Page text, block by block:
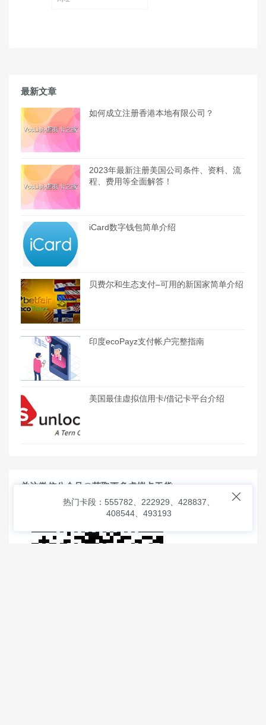
最新文章
如何成立注册香港本地有限公司？
2023年最新注册美国公司条件、资料、流
程、费用等全面解答！
iCard数字钱包简单介绍
贝费尔和生态支付–可用的新国家简单介绍
印度ecoPayz支付帐户完整指南
美国最佳虚拟信用卡/借记卡平台介绍
关注微信公众号@获取更多虚拟卡干货

热门卡段：555782、222929、428837、
408544、493193